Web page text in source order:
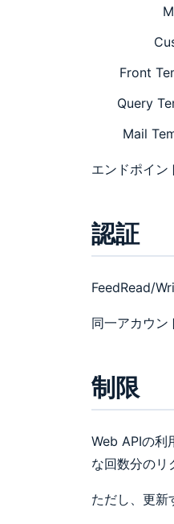
Front
Query
Mail
エンドポイン
認証
FeedRead/
同一アカウン
制限
Web APIの利
な回数分のリ
ただし、更新